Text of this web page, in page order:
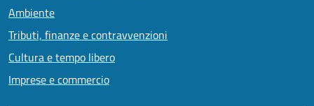
Ambiente
Tributi, finanze e contravvenzioni
Cultura e tempo libero
Imprese e commercio